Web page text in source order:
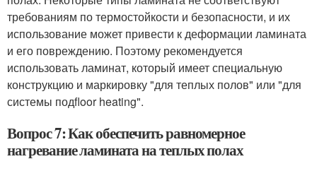
требованиям по термостойкости и безопасности, и их
использование может привести к деформации ламината
и его повреждению. Поэтому рекомендуется
использовать ламинат, который имеет специальную
конструкцию и маркировку "для теплых полов" или "для
системы подfloor heating".
Вопрос 7: Как обеспечить равномерное
нагревание ламината на теплых полах